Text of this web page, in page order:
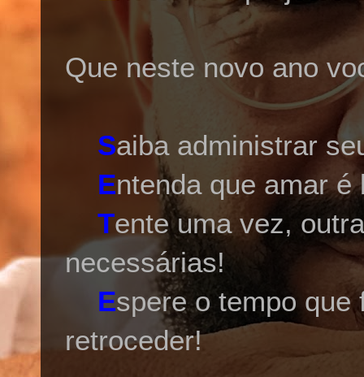
Que neste novo ano
Saiba administrar
Entenda que amar
Tente uma vez,
necessárias!
Espere o tempo que
retroceder!